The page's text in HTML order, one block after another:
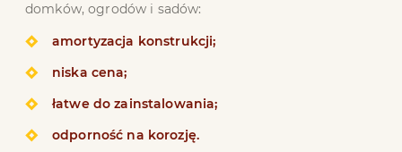
domków, ogrodów i sadów:
amortyzacja konstrukcji;
niska cena;
łatwe do zainstalowania;
odporność na korozję.